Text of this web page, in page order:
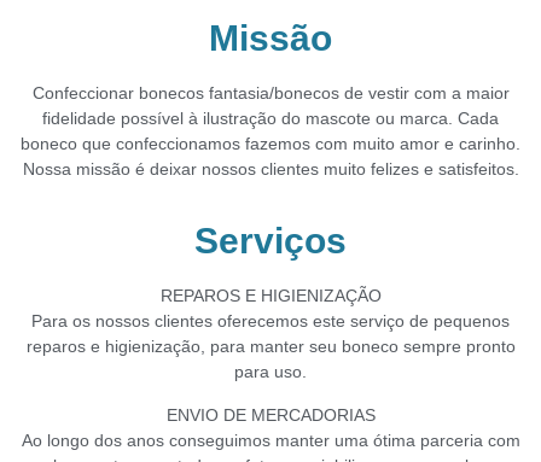
Missão
Confeccionar bonecos fantasia/bonecos de vestir com a maior
fidelidade possível à ilustração do mascote ou marca. Cada
boneco que confeccionamos fazemos com muito amor e carinho.
Nossa missão é deixar nossos clientes muito felizes e satisfeitos.
Serviços
REPAROS E HIGIENIZAÇÃO
Para os nossos clientes oferecemos este serviço de pequenos
reparos e higienização, para manter seu boneco sempre pronto
para uso.
ENVIO DE MERCADORIAS
Ao longo dos anos conseguimos manter uma ótima parceria com